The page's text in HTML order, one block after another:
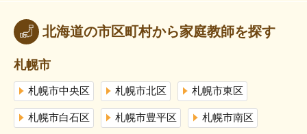
北海道の市区町村から家庭教師を探す
札幌市
札幌市中央区 札幌市北区 札幌市東区
札幌市白石区 札幌市豊平区 札幌市南区